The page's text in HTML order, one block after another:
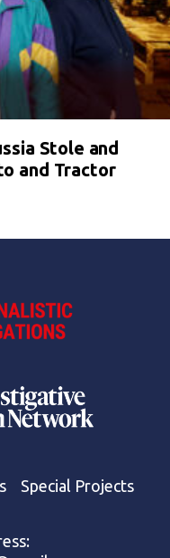
Stole and
and Tractor
Special Projects